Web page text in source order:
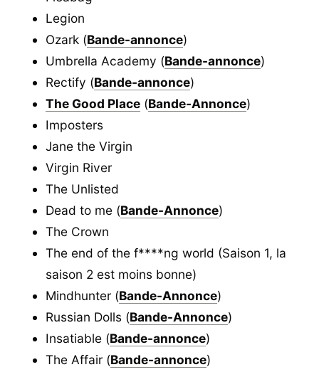
Legion
Ozark (Bande-annonce)
Umbrella Academy (Bande-annonce)
Rectify (Bande-annonce)
The Good Place (Bande-Annonce)
Imposters
Jane the Virgin
Virgin River
The Unlisted
Dead to me (Bande-Annonce)
The Crown
The end of the f****ng world (Saison 1, la
saison 2 est moins bonne)
Mindhunter (Bande-Annonce)
Russian Dolls (Bande-Annonce)
Insatiable (Bande-annonce)
The Affair (Bande-annonce)